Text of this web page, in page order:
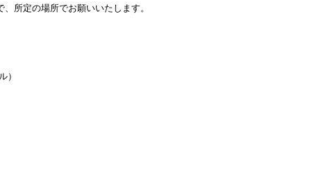
所定の場所でお願いいたします。
）